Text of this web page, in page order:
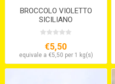
BROCCOLO VIOLETTO
SICILIANO
€5,50
equivale a €5,50 per 1 kg(s)